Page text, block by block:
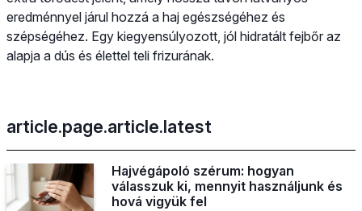
eredménnyel járul hozzá a haj egészségéhez és
szépségéhez. Egy kiegyensúlyozott, jól hidratált fejbőr az
alapja a dús és élettel teli frizurának.
article.page.article.latest
Hajvégápoló szérum: hogyan
válasszuk ki, mennyit használjunk és
hová vigyük fel